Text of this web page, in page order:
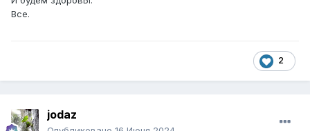
Все.
2
jodaz